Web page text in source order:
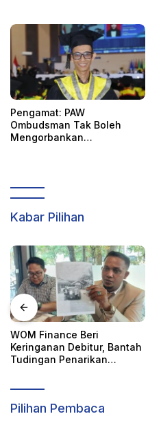
Pengamat: PAW
Ombudsman Tak Boleh
Mengorbankan
Kabar Pilihan
WOM Finance Beri
Keringanan Debitur, Bantah
Tudingan Penarikan
Pilihan Pembaca